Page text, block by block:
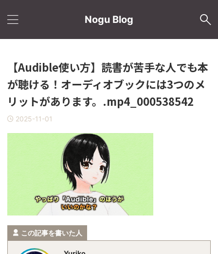
Nogu Blog
【Audible使い方】読書が苦手な人でも本
が聴ける！オーディオブックには3つのメ
リットがあります。.mp4_000538542
2025-11-01
この記事を書いた人